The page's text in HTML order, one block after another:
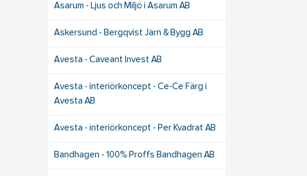
Asarum - Ljus och Miljö i Asarum AB
Askersund - Bergqvist Järn & Bygg AB
Avesta - Caveant Invest AB
Avesta - interiörkoncept - Ce-Ce Färg i
Avesta AB
Avesta - interiörkoncept - Per Kvadrat AB
Bandhagen - 100% Proffs Bandhagen AB